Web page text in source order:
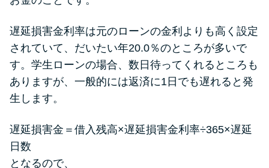
遅延損害金利率は元のローンの金利よりも高く設定
されていて、だいたい年20.0％のところが多いで
す。学生ローンの場合、数日待ってくれるところも
ありますが、一般的には返済に1日でも遅れると発
生します。
遅延損害金＝借入残高×遅延損害金利率÷365×遅延
日数
となるので、